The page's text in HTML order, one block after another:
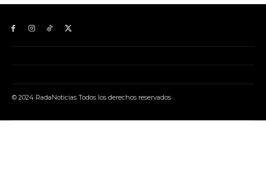
© 2024 RadaNoticias Todos los derechos reservados